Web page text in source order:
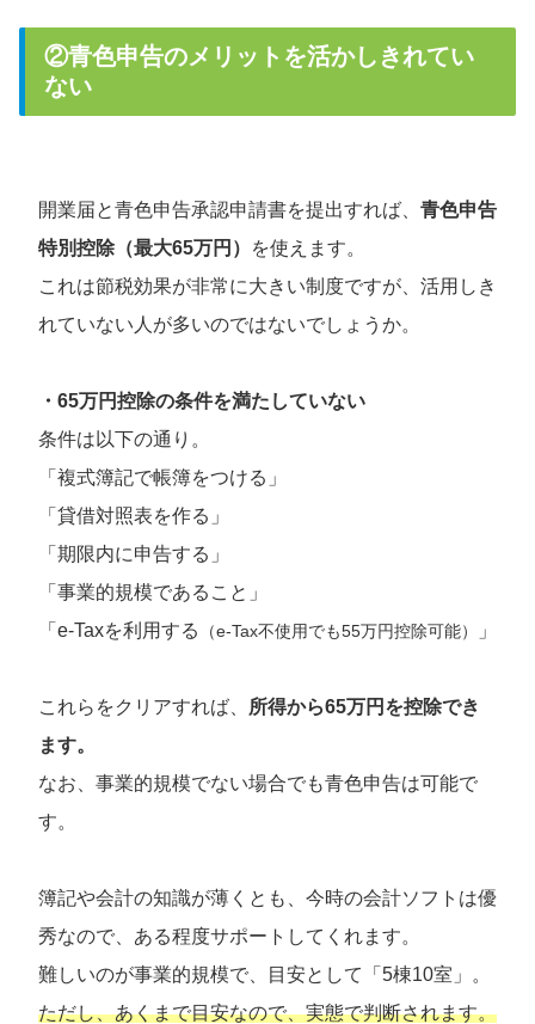
②青色申告のメリットを活かしきれてい
ない
開業届と青色申告承認申請書を提出すれば、 青色申告
特別控除（最大65万円）
を使えます。
これは節税効果が非常に大きい制度ですが、活用しき
れていない人が多いのではないでしょうか。
・65万円控除の条件を満たしていない
条件は以下の通り。
「複式簿記で帳簿をつける」
「貸借対照表を作る」
「期限内に申告する」
「事業的規模であること」
「e-Taxを利用する
（e-Tax不使用でも55万円控除可能） 」
これらをクリアすれば、
所得から65万円を控除でき
ます。
なお、事業的規模でない場合でも青色申告は可能で
す。
簿記や会計の知識が薄くとも、今時の会計ソフトは優
秀なので、ある程度サポートしてくれます。
難しいのが事業的規模で、目安として「5棟10室」。
ただし、あくまで目安なので、実態で判断されます。